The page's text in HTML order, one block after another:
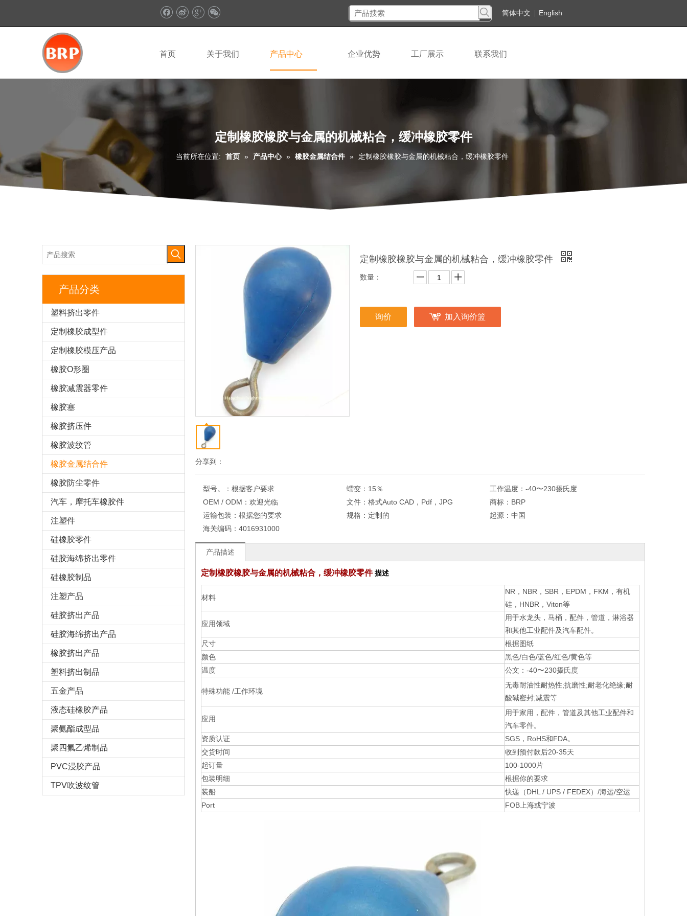
简体中文 English
首页 关于我们 产品中心 企业优势 工厂展示 联系我们
定制橡胶橡胶与金属的机械粘合，缓冲橡胶零件
当前所在位置: 首页 » 产品中心 » 橡胶金属结合件 » 定制橡胶橡胶与金属的机械粘合，缓冲橡胶零件
产品分类
塑料挤出零件
定制橡胶成型件
定制橡胶模压产品
橡胶O形圈
橡胶减震器零件
橡胶塞
橡胶挤压件
橡胶波纹管
橡胶金属结合件
橡胶防尘零件
汽车，摩托车橡胶件
注塑件
硅橡胶零件
硅胶海绵挤出零件
硅橡胶制品
注塑产品
硅胶挤出产品
硅胶海绵挤出产品
橡胶挤出产品
塑料挤出制品
五金产品
液态硅橡胶产品
聚氨酯成型品
聚四氟乙烯制品
PVC浸胶产品
TPV吹波纹管
分享到：
定制橡胶橡胶与金属的机械粘合，缓冲橡胶零件
数量：
询价 加入询价篮
型号。： 根据客户要求 蠕变： 15％ 工作温度： -40〜230摄氏度
OEM / ODM： 欢迎光临 文件： 格式Auto CAD，Pdf，JPG 商标： BRP
运输包装： 根据您的要求 规格： 定制的 起源： 中国
海关编码： 4016931000
产品描述
定制橡胶橡胶与金属的机械粘合，缓冲橡胶零件 描述
材料
NR，NBR，SBR，EPDM，FKM，有机
硅，HNBR，Viton等
应用领域
用于水龙头，马桶，配件，管道，淋浴器
和其他工业配件及汽车配件。
尺寸
根据图纸
颜色
黑色/白色/蓝色/红色/黄色等
温度
公文：-40〜230摄氏度
特殊功能 /工作环境
无毒耐油性耐热性;抗磨性;耐老化绝缘;耐
酸碱密封;减震等
应用
用于家用，配件，管道及其他工业配件和
汽车零件。
资质认证
SGS，RoHS和FDA。
交货时间
收到预付款后20-35天
起订量
100-1000片
包装明细
根据你的要求
装船
快递（DHL / UPS / FEDEX）/海运/空运
Port
FOB上海或宁波